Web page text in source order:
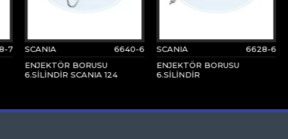
7
SCANIA
6640-6
ENJEKTÖR BORUSU
6.SİLİNDİR SCANIA 124
SCANIA
6628-6
ENJEKTÖR BORUSU
6.SİLİNDİR